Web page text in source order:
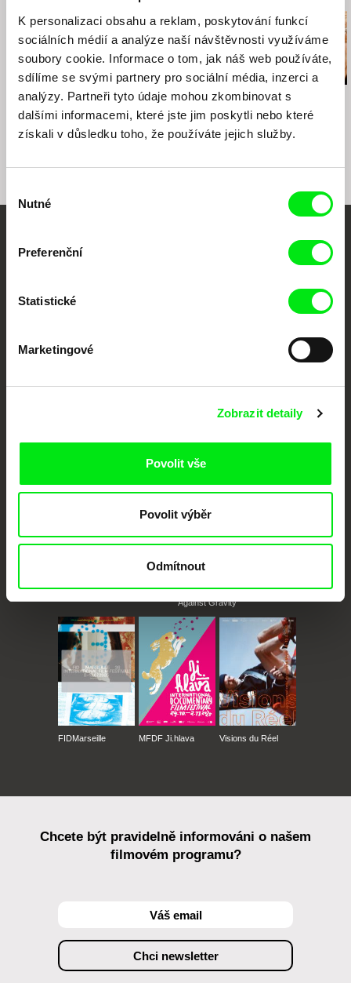
K personalizaci obsahu a reklam, poskytování funkcí
sociálních médií a analýze naší návštěvnosti využíváme
soubory cookie. Informace o tom, jak náš web používáte,
sdílíme se svými partnery pro sociální média, inzerci a
analýzy. Partneři tyto údaje mohou zkombinovat s
dalšími informacemi, které jste jim poskytli nebo které
získali v důsledku toho, že používáte jejich služby.
souhlasu
Nutné
Preferenční
Statistické
Marketingové
Zobrazit detaily
Povolit vše
Povolit výběr
Odmítnout
tel: +420 222 240 770
mobil: +420 777 932 957
FAMU
Smetanovo nábřeží 2
Jan Šikl
Nízký let
Paweł Łoziński
Sestry
Vít Klusák
Ocet
podporovat kvalitní autorské filmy.
CPH:DOX Doclisboa
Millennium Docs
Against Gravity
DOK Leipzig
FIDMarseille MFDF Ji.hlava Visions du Réel
Chcete být pravidelně informováni o našem
filmovém programu?